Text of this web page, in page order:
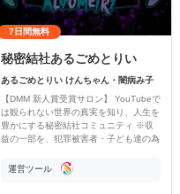
7日間無料
秘密結社あるごめとりい
あるごめとりい けんちゃん・闇病み子
【DMM 新人賞受賞サロン】 YouTubeで
は観られない世界の真実を知り、人生を
豊かにする秘密結社コミュニティ ※収
益の一部を、犯罪被害者・子ども達の為
す運営ツール